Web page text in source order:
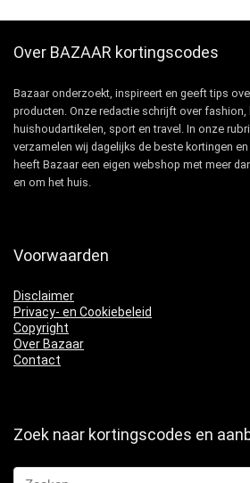
Over BAZAAR kortingscodes
Bazaar onderzoekt, inspireert en geeft tips
producten. Onze redactie schrijft over
huishoudartikelen, sport en travel. In onze
verzamelen wij dagelijks de beste kortingen
heeft Bazaar een eigen webshop met meer
en om het huis.
Voorwaarden
Disclaimer
Privacy- en Cookiebeleid
Copyright
Over Bazaar
Contact
Zoek naar kortingscodes en